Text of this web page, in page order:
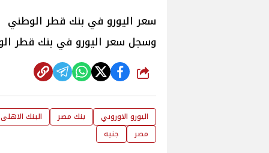
سعر اليورو في بنك قطر الوطني
وسجل سعر اليورو في بنك قطر الوطني 52.65 جنيه للشراء،
شارك
اليورو الاوروبي بنك مصر
البنك الاهلى
مصر
جنيه